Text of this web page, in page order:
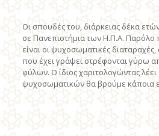
Oι σπουδές του, διάρκειας δέκα
σε Πανεπιστήμια των H.Π.A. Παρόλο
είναι οι ψυχοσωματικές
που έχει γράψει στρέφονται γύρω
φύλων. O ίδιος χαριτολογώντας
ψυχοσωματικών θα βρούμε κάποια